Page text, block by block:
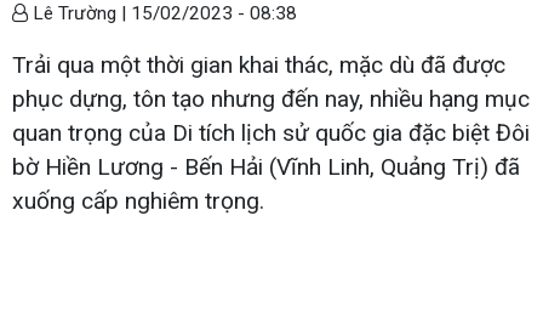
Lê Trường | 15/02/2023 - 08:38
Trải qua một thời gian khai thác, mặc dù đã được
phục dựng, tôn tạo nhưng đến nay, nhiều hạng mục
quan trọng của Di tích lịch sử quốc gia đặc biệt Đôi
bờ Hiền Lương - Bến Hải (Vĩnh Linh, Quảng Trị) đã
xuống cấp nghiêm trọng.